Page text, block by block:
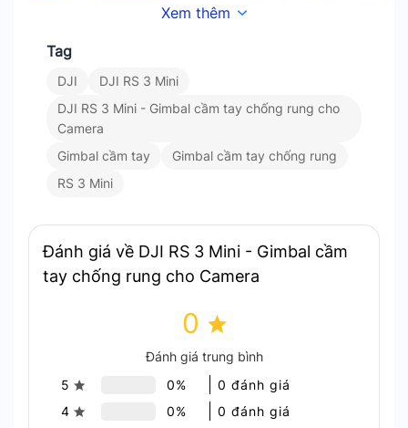
DJI RS 3 Mini có thiết kế nhẹ và di động
Hiệu suất ổn định chuyên nghiệp
vượt trội. Ngay cả trong các tình huống quay phức
tạp. Dù bạn chụp ảnh góc thấp, quay ở chế độ đèn
pin, hay ghi hình chuyển động phức tạp. RS 3 Mini
luôn đảm bảo độ ổn định để bạn sáng tạo một
Xem thêm
Tag
DJI
DJI RS 3 Mini
DJI RS 3 Mini - Gimbal cầm tay chống rung cho
Camera
Gimbal cầm tay
Gimbal cầm tay chống rung
RS 3 Mini
Đánh giá về DJI RS 3 Mini - Gimbal cầm
tay chống rung cho Camera
0
Đánh giá trung bình
5
0%
0 đánh giá
4
0%
0 đánh giá